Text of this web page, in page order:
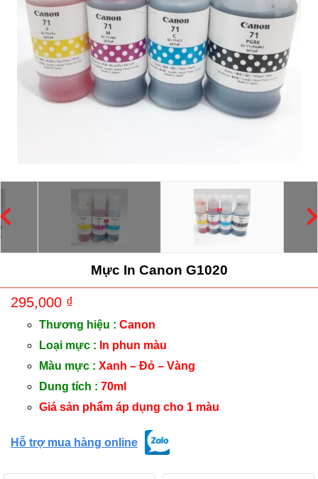
Mực In Canon G1020
295,000 ₫
Thương hiệu : Canon
Loại mực : In phun màu
Màu mực : Xanh – Đỏ – Vàng
Dung tích : 70ml
Giá sản phẩm áp dụng cho 1 màu
Hỗ trợ mua hàng online